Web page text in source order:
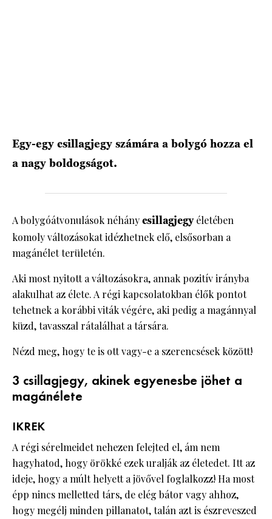
Egy-egy csillagjegy számára a bolygó hozza el
a nagy boldogságot.
A bolygóátvonulások néhánycsillagjegyéletében
komoly változásokat idézhetnek elő, elsősorban a
magánélet területén.
Aki most nyitott a változásokra, annak pozitív irányba
alakulhat az élete. A régi kapcsolatokban élők pontot
tehetnek a korábbi viták végére, aki pedig a magánnyal
küzd, tavasszal rátalálhat a társára.
Nézd meg, hogy te is ott vagy-e a szerencsések között!
3 csillagjegy, akinek egyenesbe jöhet a
magánélete
IKREK
A régi sérelmeidet nehezen felejted el, ám nem
hagyhatod, hogy örökké ezek uralják az életedet. Itt az
ideje, hogy a múlt helyett a jövővel foglalkozz! Ha most
épp nincs melletted társ, de elég bátor vagy ahhoz,
hogy megélj minden pillanatot, talán azt is észreveszed